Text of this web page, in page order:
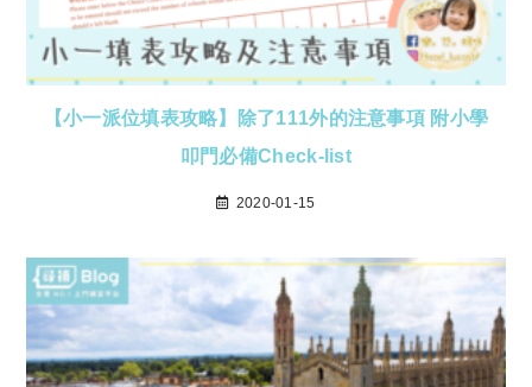
【小一派位填表攻略】除了111外的注意事項 附小學
叩門必備Check-list
2020-01-15